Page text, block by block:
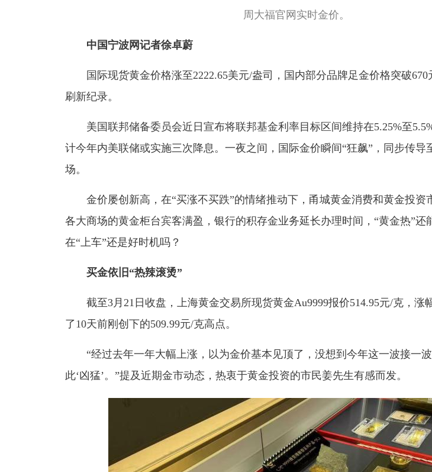
周大福官网实时金价。
中国宁波网记者徐卓蔚
国际现货黄金价格涨至2222.65美元/盎司，国内部分品牌足金价格突破670
刷新纪录。
美国联邦储备委员会近日宣布将联邦基金利率目标区间维持在5.25%至
计今年内美联储或实施三次降息。一夜之间，国际金价瞬间“狂飙”，同步传导
场。
金价屡创新高，在“买涨不买跌”的情绪推动下，甬城黄金消费和黄金投资
各大商场的黄金柜台宾客满盈，银行的积存金业务延长办理时间，“黄金热”还
在“上车”还是好时机吗？
买金依旧“热辣滚烫”
截至3月21日收盘，上海黄金交易所现货黄金Au9999报价514.95元/克，涨
了10天前刚创下的509.99元/克高点。
“经过去年一年大幅上涨，以为金价基本见顶了，没想到今年这一波接一
此‘凶猛’。”提及近期金市动态，热衷于黄金投资的市民姜先生有感而发。